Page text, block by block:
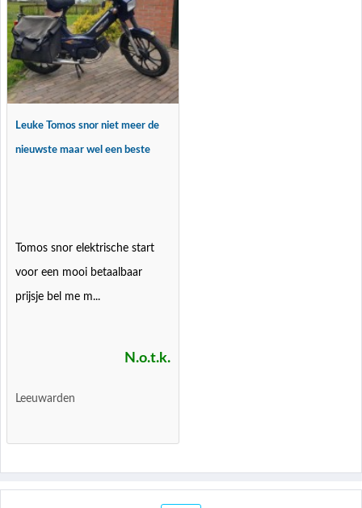
Leuke Tomos snor niet meer de
nieuwste maar wel een beste
Tomos snor elektrische start
voor een mooi betaalbaar
prijsje bel me m...
N.o.t.k.
Leeuwarden